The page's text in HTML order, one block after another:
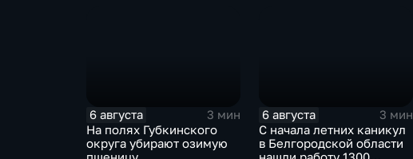
6 августа
3 мин
На полях Губкинского
округа убирают озимую
6 августа
3 мин
С начала летних каникул
в Белгородской области